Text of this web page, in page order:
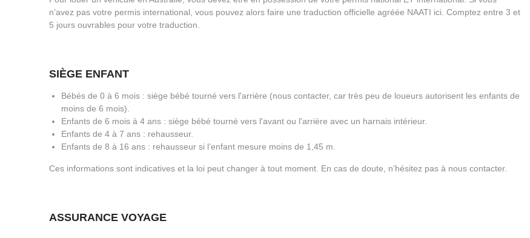
n’avez pas votre permis international, vous pouvez alors faire une traduction officielle agréée NAATI ici. Comptez entre 3 et
5 jours ouvrables pour votre traduction.
SIÈGE ENFANT
Bébés de 0 à 6 mois : siège bébé tourné vers l'arrière (nous contacter, car très peu de loueurs autorisent les enfants de
moins de 6 mois).
Enfants de 6 mois à 4 ans : siège bébé tourné vers l'avant ou l'arrière avec un harnais intérieur.
Enfants de 4 à 7 ans : rehausseur.
Enfants de 8 à 16 ans : rehausseur si l’enfant mesure moins de 1,45 m.
Ces informations sont indicatives et la loi peut changer à tout moment. En cas de doute, n’hésitez pas à nous contacter.
ASSURANCE VOYAGE